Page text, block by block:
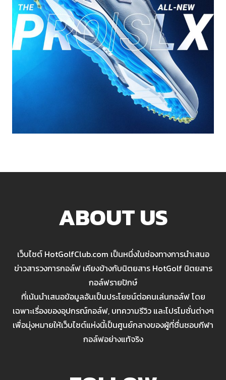
ABOUT US
เว็บไซต์ HotGolfClub.com เป็นหนึ่งในช่องทางการนำเสนอ
ข่าวสารวงการกอล์ฟ เคียงข้างกับนิตยสาร HotGolf นิตยสาร
กอล์ฟรายปักษ์
ที่เน้นนำเสนอข้อมูลอันเป็นประโยชน์ต่อคนเล่นกอล์ฟ โดย
เฉพาะเรื่องของอุปกรณ์กอล์ฟ, บทความรีวิว และโปรโมชั่นต่างๆ
เพื่อมุ่งหมายให้เว็บไซต์แห่งนี้เป็นศูนย์กลางของผู้ที่ชื่นชอบกีฬา
กอล์ฟอย่างแท้จริง